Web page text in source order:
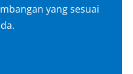
yang sesuai